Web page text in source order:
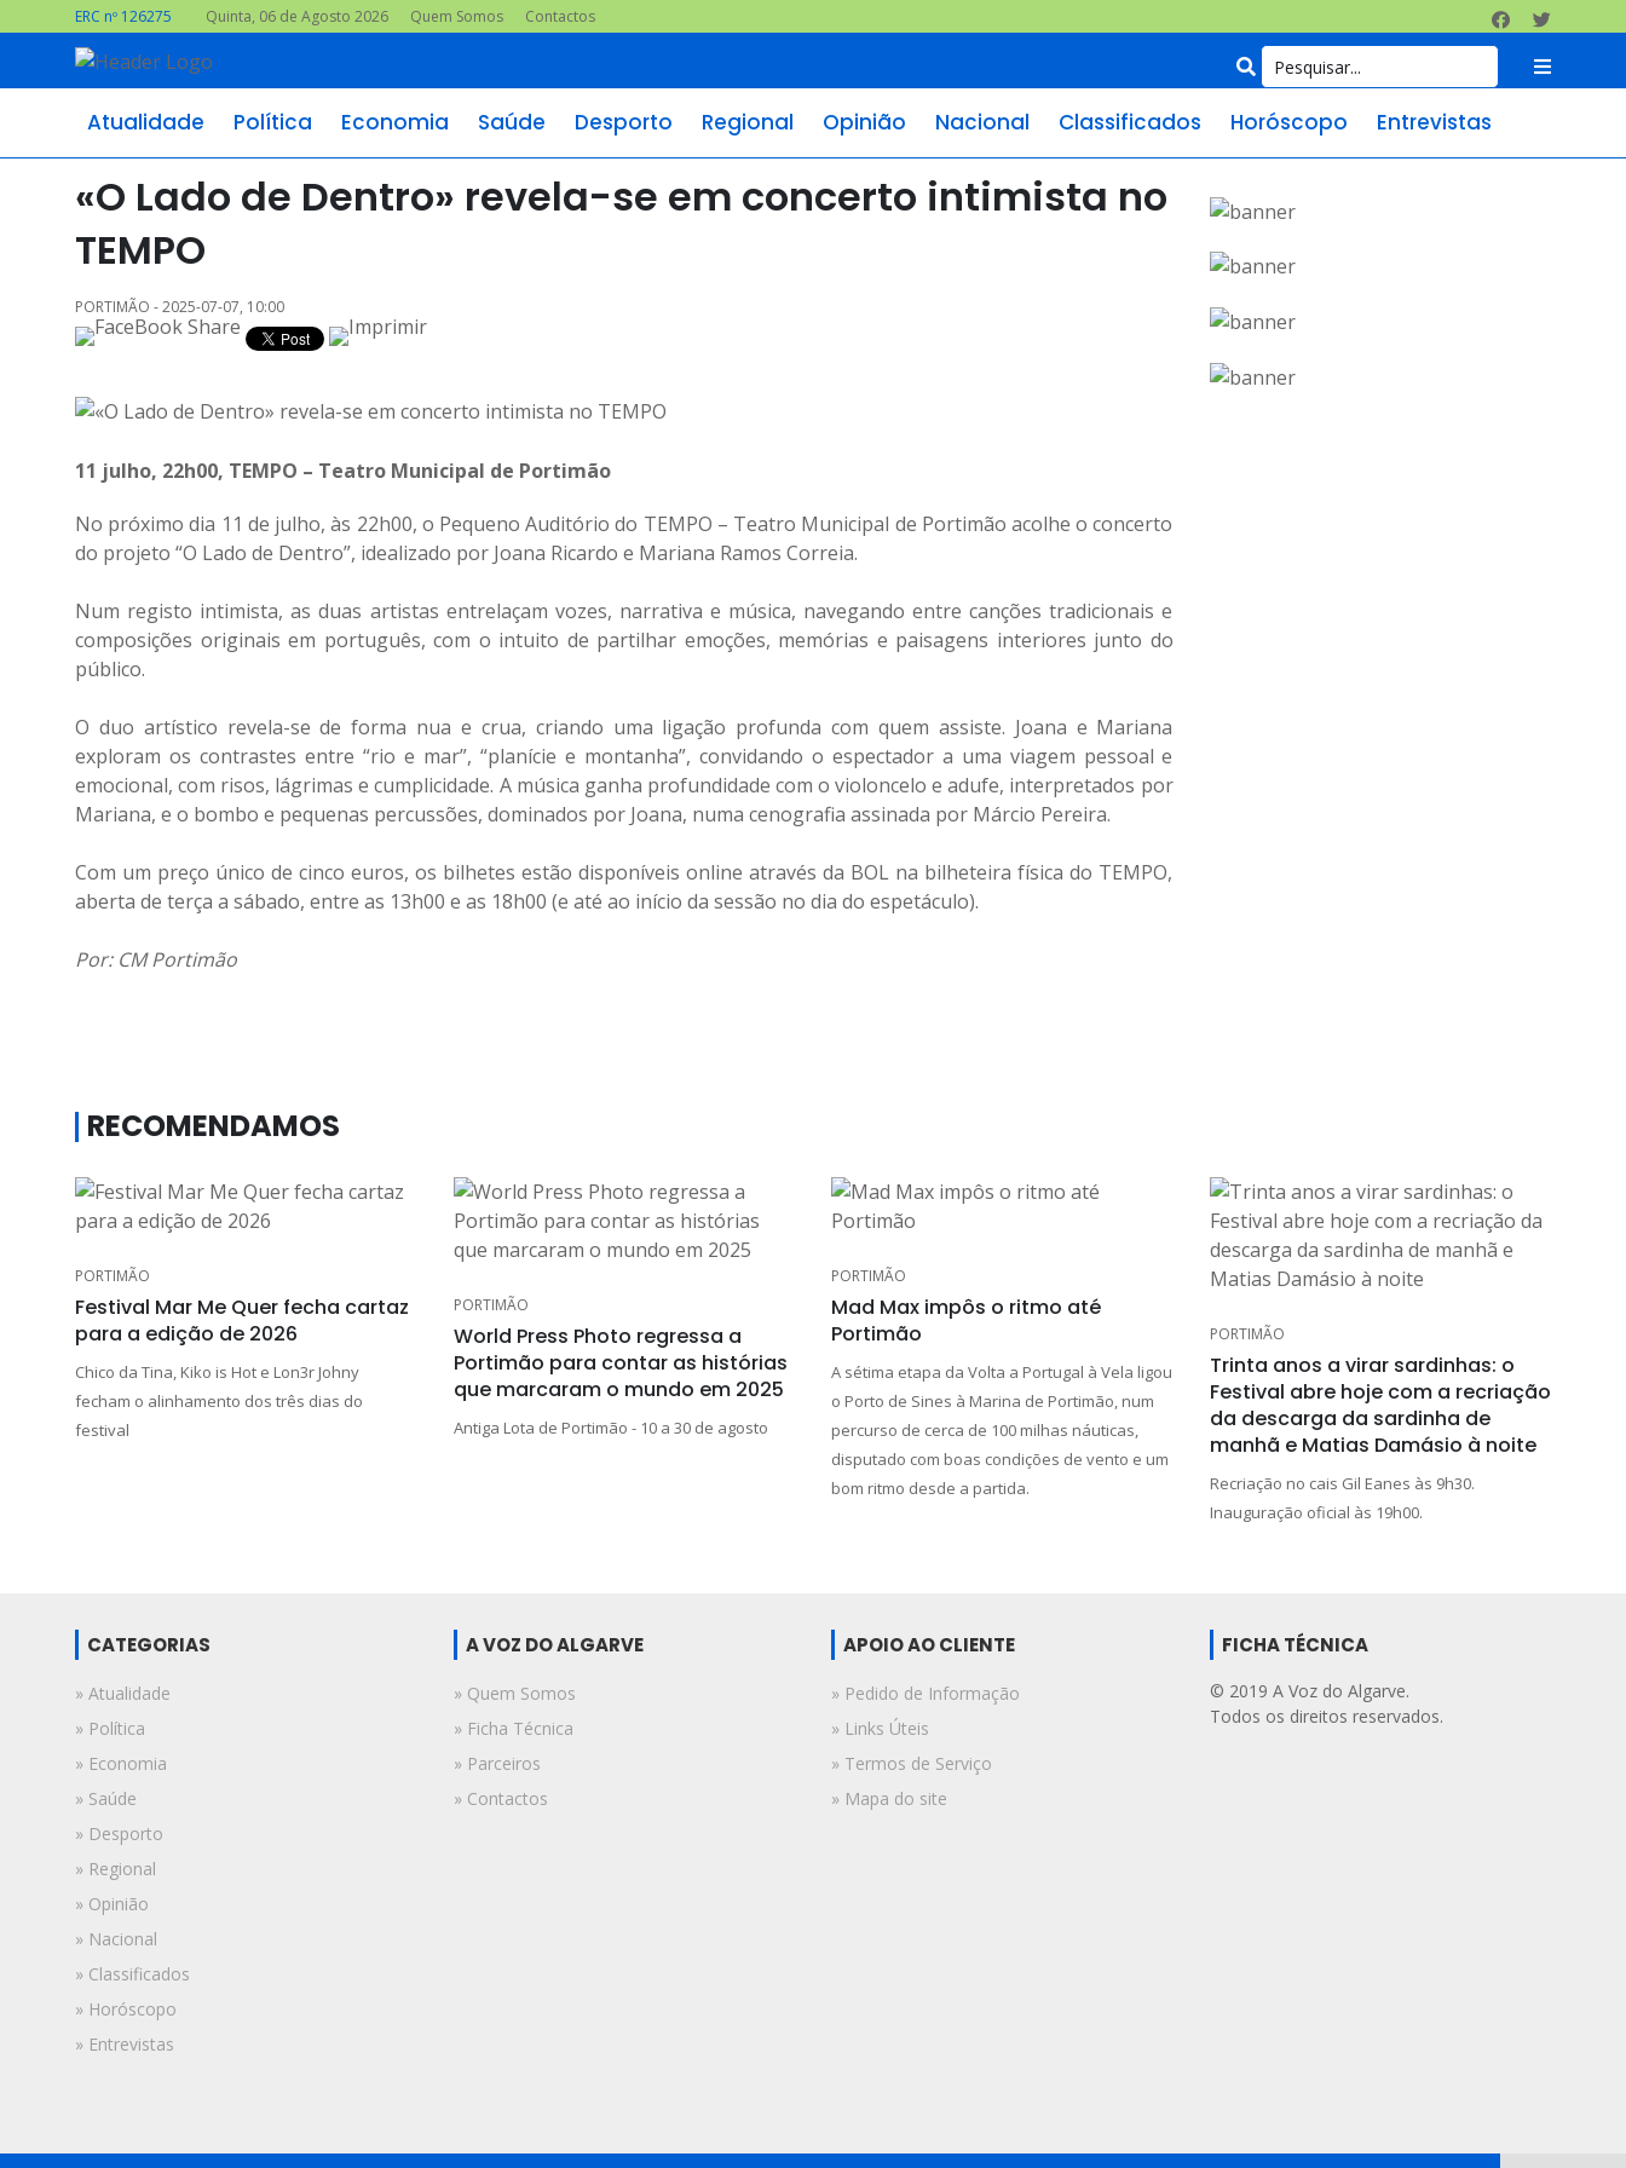
ERC nº 126275 Quinta, 06 de Agosto 2026 Quem Somos Contactos
Atualidade Política Economia Saúde Desporto Regional Opinião Nacional Classificados Horóscopo Entrevistas
«O Lado de Dentro» revela-se em concerto intimista no
TEMPO
PORTIMÃO - 2025-07-07, 10:00
11 julho, 22h00, TEMPO – Teatro Municipal de Portimão
No próximo dia 11 de julho, às 22h00, o Pequeno Auditório do TEMPO – Teatro Municipal de Portimão acolhe o concerto
do projeto “O Lado de Dentro”, idealizado por Joana Ricardo e Mariana Ramos Correia.
Num registo intimista, as duas artistas entrelaçam vozes, narrativa e música, navegando entre canções tradicionais e
composições originais em português, com o intuito de partilhar emoções, memórias e paisagens interiores junto do
público.
O duo artístico revela-se de forma nua e crua, criando uma ligação profunda com quem assiste. Joana e Mariana
exploram os contrastes entre “rio e mar”, “planície e montanha”, convidando o espectador a uma viagem pessoal e
emocional, com risos, lágrimas e cumplicidade. A música ganha profundidade com o violoncelo e adufe, interpretados por
Mariana, e o bombo e pequenas percussões, dominados por Joana, numa cenografia assinada por Márcio Pereira.
Com um preço único de cinco euros, os bilhetes estão disponíveis online através da BOL na bilheteira física do TEMPO,
aberta de terça a sábado, entre as 13h00 e as 18h00 (e até ao início da sessão no dia do espetáculo).
Por: CM Portimão
RECOMENDAMOS
PORTIMÃO
Festival Mar Me Quer fecha cartaz
para a edição de 2026
Chico da Tina, Kiko is Hot e Lon3r Johny
fecham o alinhamento dos três dias do
festival
PORTIMÃO
World Press Photo regressa a
Portimão para contar as histórias
que marcaram o mundo em 2025
Antiga Lota de Portimão - 10 a 30 de agosto
PORTIMÃO
Mad Max impôs o ritmo até
Portimão
A sétima etapa da Volta a Portugal à Vela ligou
o Porto de Sines à Marina de Portimão, num
percurso de cerca de 100 milhas náuticas,
disputado com boas condições de vento e um
bom ritmo desde a partida.
PORTIMÃO
Trinta anos a virar sardinhas: o
Festival abre hoje com a recriação
da descarga da sardinha de
manhã e Matias Damásio à noite
Recriação no cais Gil Eanes às 9h30.
Inauguração oficial às 19h00.
CATEGORIAS
» Atualidade
» Política
» Economia
» Saúde
» Desporto
» Regional
» Opinião
» Nacional
» Classificados
» Horóscopo
» Entrevistas
A VOZ DO ALGARVE
» Quem Somos
» Ficha Técnica
» Parceiros
» Contactos
APOIO AO CLIENTE
» Pedido de Informação
» Links Úteis
» Termos de Serviço
» Mapa do site
FICHA TÉCNICA
© 2019 A Voz do Algarve.
Todos os direitos reservados.